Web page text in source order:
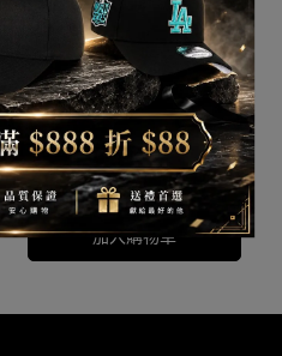
47'Brand MLB 紐約 洋基
大標 多色 刺繡 老帽 棒球
帽 鴨舌帽 軟布老帽
⫷ScrewCap⫸
已銷售：19
NT$1,680
加入購物車